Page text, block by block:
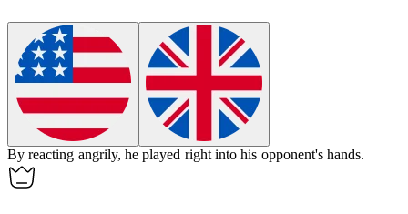
By reacting angrily, he played right into his opponent's hands.